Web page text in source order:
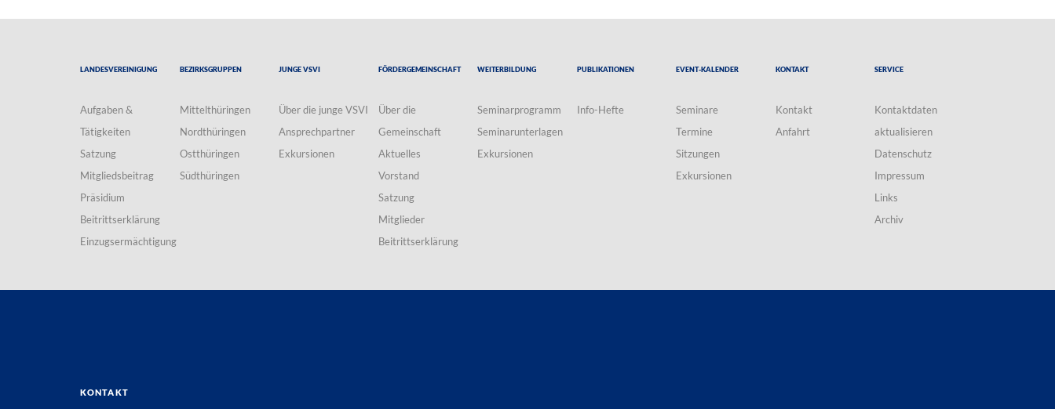
Landesvereinigung
Aufgaben &
Tätigkeiten
Satzung
Mitgliedsbeitrag
Präsidium
Beitrittserklärung
Einzugsermächtigung
Bezirksgruppen
Mittelthüringen
Nordthüringen
Ostthüringen
Südthüringen
Junge VSVI
Über die junge VSVI
Ansprechpartner
Exkursionen
Fördergemeinschaft
Über die
Gemeinschaft
Aktuelles
Vorstand
Satzung
Mitglieder
Beitrittserklärung
Weiterbildung
Seminarprogramm
Seminarunterlagen
Exkursionen
Publikationen
Info-Hefte
Event-Kalender
Seminare
Termine
Sitzungen
Exkursionen
Kontakt
Kontakt
Anfahrt
Service
Kontaktdaten
aktualisieren
Datenschutz
Impressum
Links
Archiv
Kontakt